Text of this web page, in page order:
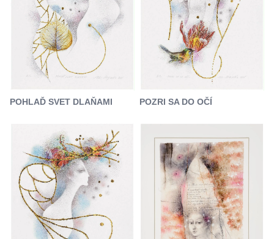
POHLAĎ SVET DLAŇAMI POZRI SA DO OČÍ